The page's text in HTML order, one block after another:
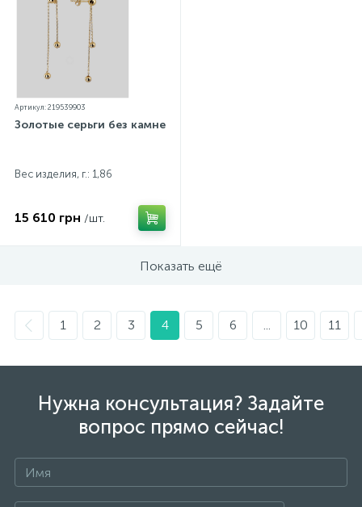
Артикул: 219539903
Золотые серьги без камней
Вес изделия, г.: 1,86
15 610 грн /шт.
Показать ещё
1 2 3 4 5 6 ... 10 11
Нужна консультация? Задайте
вопрос прямо сейчас!